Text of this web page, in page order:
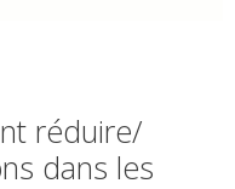
réduire/
dans les